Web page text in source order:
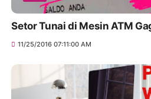
Setor Tunai di Mesin ATM
11/25/2016 07:11:00 AM